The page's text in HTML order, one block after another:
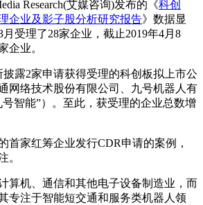
Research(艾媒咨询)发布的《科创
企业及影子股分析研究报告》数据显
受理了28家企业，截止2019年4月8
企业。
露2家申请获得受理的科创板拟上市公
网络技术股份有限公司、九号机器人有
智能”）。至此，获受理的企业总数增
家红筹企业发行CDR申请的案例，
。
机、通信和其他电子设备制造业，而
专注于智能短交通和服务类机器人领